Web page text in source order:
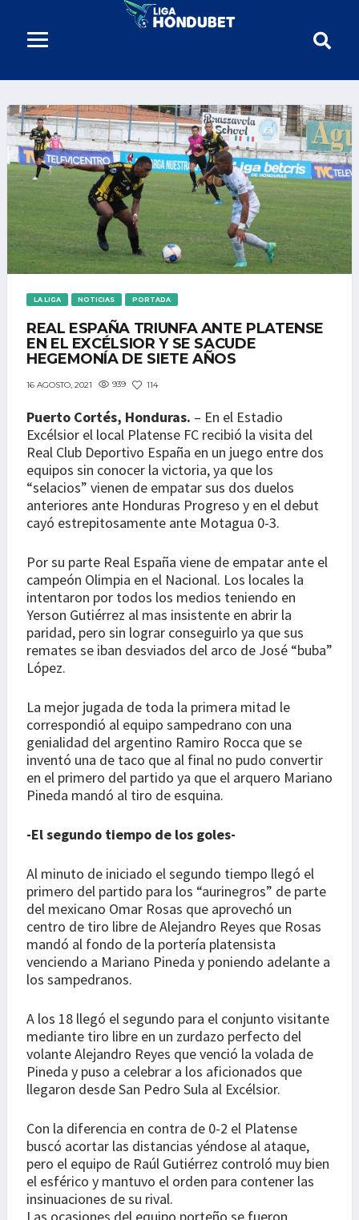
LA LIGA NOTICIAS PORTADA
REAL ESPAÑA TRIUNFA ANTE PLATENSE
EN EL EXCÉLSIOR Y SE SACUDE
HEGEMONÍA DE SIETE AÑOS
16 AGOSTO, 2021 939 114
Puerto Cortés, Honduras. – En el Estadio
Excélsior el local Platense FC recibió la visita del
Real Club Deportivo España en un juego entre dos
equipos sin conocer la victoria, ya que los
“selacios” vienen de empatar sus dos duelos
anteriores ante Honduras Progreso y en el debut
cayó estrepitosamente ante Motagua 0-3.
Por su parte Real España viene de empatar ante el
campeón Olimpia en el Nacional. Los locales la
intentaron por todos los medios teniendo en
Yerson Gutiérrez al mas insistente en abrir la
paridad, pero sin lograr conseguirlo ya que sus
remates se iban desviados del arco de José “buba”
López.
La mejor jugada de toda la primera mitad le
correspondió al equipo sampedrano con una
genialidad del argentino Ramiro Rocca que se
inventó una de taco que al final no pudo convertir
en el primero del partido ya que el arquero Mariano
Pineda mandó al tiro de esquina.
-El segundo tiempo de los goles-
Al minuto de iniciado el segundo tiempo llegó el
primero del partido para los “aurinegros” de parte
del mexicano Omar Rosas que aprovechó un
centro de tiro libre de Alejandro Reyes que Rosas
mandó al fondo de la portería platensista
venciendo a Mariano Pineda y poniendo adelante a
los sampedranos.
A los 18 llegó el segundo para el conjunto visitante
mediante tiro libre en un zurdazo perfecto del
volante Alejandro Reyes que venció la volada de
Pineda y puso a celebrar a los aficionados que
llegaron desde San Pedro Sula al Excélsior.
Con la diferencia en contra de 0-2 el Platense
buscó acortar las distancias yéndose al ataque,
pero el equipo de Raúl Gutiérrez controló muy bien
el esférico y mantuvo el orden para contener las
insinuaciones de su rival.